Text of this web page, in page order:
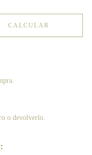
CALCULAR
o devolverlo.